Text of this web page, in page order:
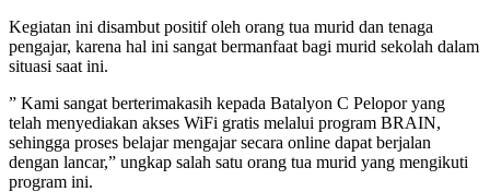
Kegiatan ini disambut positif oleh orang tua murid dan tenaga
pengajar, karena hal ini sangat bermanfaat bagi murid sekolah dalam
situasi saat ini.
” Kami sangat berterimakasih kepada Batalyon C Pelopor yang
telah menyediakan akses WiFi gratis melalui program BRAIN,
sehingga proses belajar mengajar secara online dapat berjalan
dengan lancar,” ungkap salah satu orang tua murid yang mengikuti
program ini.